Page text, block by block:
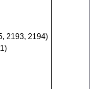
2193, 2194)